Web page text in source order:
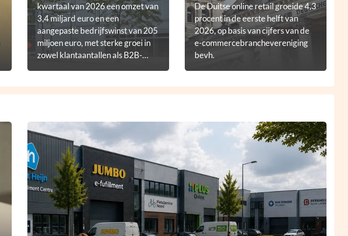
kwartaal van 2026 een omzet van
3,4 miljard euro en een
aangepaste bedrijfswinst van 205
miljoen euro, met sterke groei in
zowel klantaantallen als B2B-
De Duitse online retail groeide 4,3
procent in de eerste helft van
2026, op basis van cijfers van de
e-commercebranchevereniging
bevh.